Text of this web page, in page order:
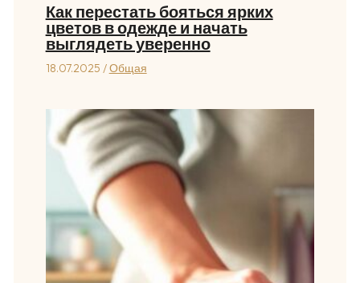
Как перестать бояться ярких
цветов в одежде и начать
выглядеть уверенно
18.07.2025 /Общая